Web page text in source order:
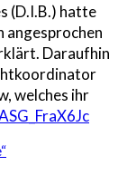
(D.I.B.) hatte
angesprochen
Daraufhin
welches ihr